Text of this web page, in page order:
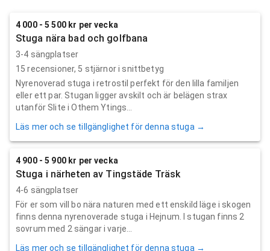
4 000 - 5 500 kr per vecka
Stuga nära bad och golfbana
3-4 sängplatser
15 recensioner, 5 stjärnor i snittbetyg
Nyrenoverad stuga i retrostil perfekt för den lilla familjen
eller ett par. Stugan ligger avskilt och är belägen strax
utanför Slite i Othem Ytings...
Läs mer och se tillgänglighet för denna stuga →
4 900 - 5 900 kr per vecka
Stuga i närheten av Tingstäde Träsk
4-6 sängplatser
För er som vill bo nära naturen med ett enskild läge i skogen
finns denna nyrenoverade stuga i Hejnum. I stugan finns 2
sovrum med 2 sängar i varje...
Läs mer och se tillgänglighet för denna stuga →